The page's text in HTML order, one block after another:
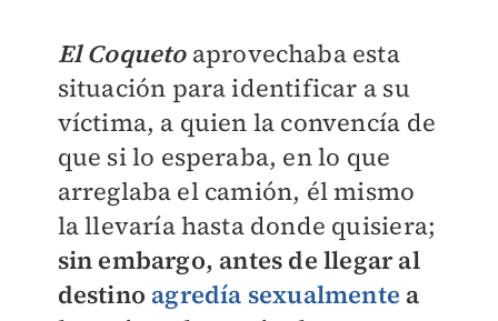
El Coquetoaprovechaba esta
situación para identificar a su
víctima, a quien la convencía de
que si lo esperaba, en lo que
arreglaba el camión, él mismo
la llevaría hasta donde quisiera;
sin embargo, antes de llegar al
destino agredía sexualmente a